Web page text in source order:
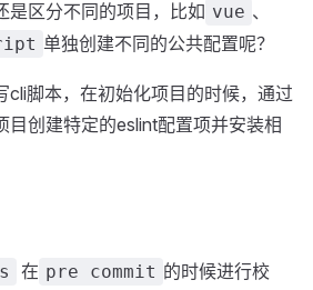
是区分不同的项目，比如 vue 、
单独创建不同的公共配置呢？
cli脚本，在初始化项目的时候，通过
目创建特定的eslint配置项并安装相
在 pre commit 的时候进行校